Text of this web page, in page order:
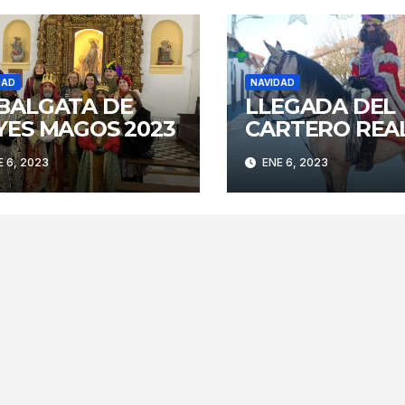
DE
MAGOS 2023
6, 2023
NAVIDAD
LLEGADA DEL
CARTERO
ENE 6, 2023